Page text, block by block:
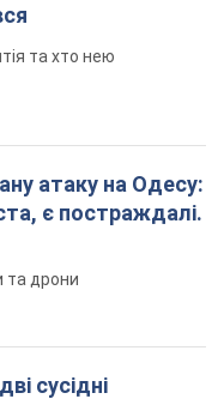
та хто нею
атаку на Одесу:
є постраждалі.
та дрони
сусідні